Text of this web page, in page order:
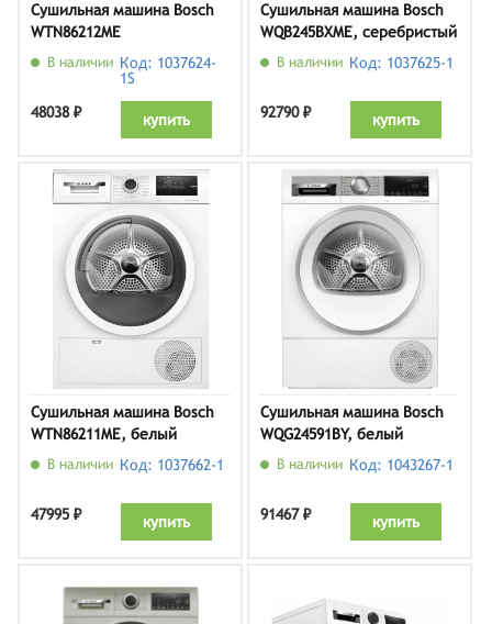
Сушильная машина Bosch
WTN86212ME
В наличии Код: 1037624-
1S
48038 ₽
купить
Сушильная машина Bosch
WQB245BXME, серебристый
В наличии Код: 1037625-1
92790 ₽ купить
Сушильная машина Bosch
WTN86211ME, белый
В наличии Код: 1037662-1
47995 ₽ купить
Сушильная машина Bosch
WQG24591BY, белый
В наличии Код: 1043267-1
91467 ₽ купить